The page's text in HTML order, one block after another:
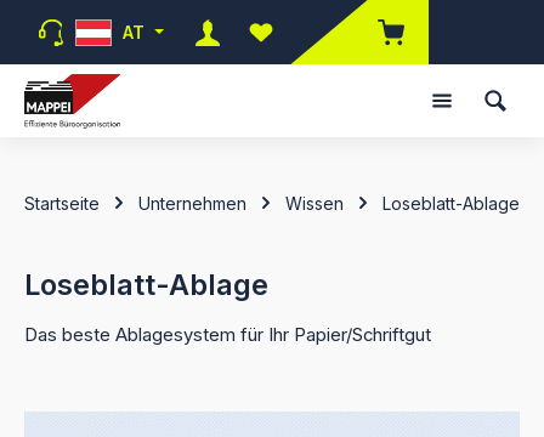
Zum Hauptinhalt springen
AT
Du hast 0 Produkte auf dem
Startseite Unternehmen Wissen Loseblatt-Ablage
Loseblatt-Ablage
Das beste Ablagesystem für Ihr Papier/Schriftgut